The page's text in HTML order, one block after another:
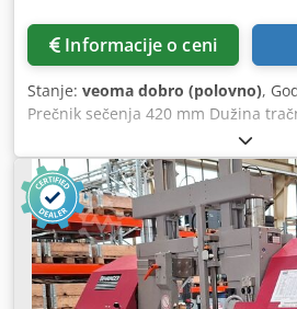
Informacije o ceni
Stanje: veoma dobro (polovno),
Prečnik sečenja 420 mm Dužina
Širina sečenja 540 x 420 mm Visina
mm Dimenzije tračne testere 5800 x
sečenja -/+ stepeni 90 - 45 Brzina
Snaga pogona 5,5 kW Radni napon
cca 2,4 t Potreban prostor cca 3,40
broj: 590218 - Nagib -85°/+15°
Stezni sistem za pakete -
Doziranje materijala preko